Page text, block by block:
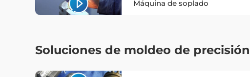
Máquina de soplado
Soluciones de moldeo de